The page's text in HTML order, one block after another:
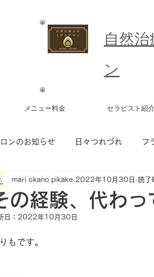
自然
ン
メニュー料金 セラピスト紹介
ンのお知らせ 日々つれづれ フ
ご感想 フラワーエッセンス セッシ
への道 薬草ハーブオイル
の経験、代わっ
mari okano pikake 2022年10月30日 読了
日： 2022年10月30日
もです。